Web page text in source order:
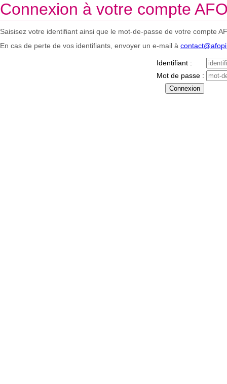
Connexion à votre compte
Saisisez votre identifiant ainsi que le mot-de-passe de votre compte
En cas de perte de vos identifiants, envoyer un e-mail à
Identifiant :
Mot de passe :